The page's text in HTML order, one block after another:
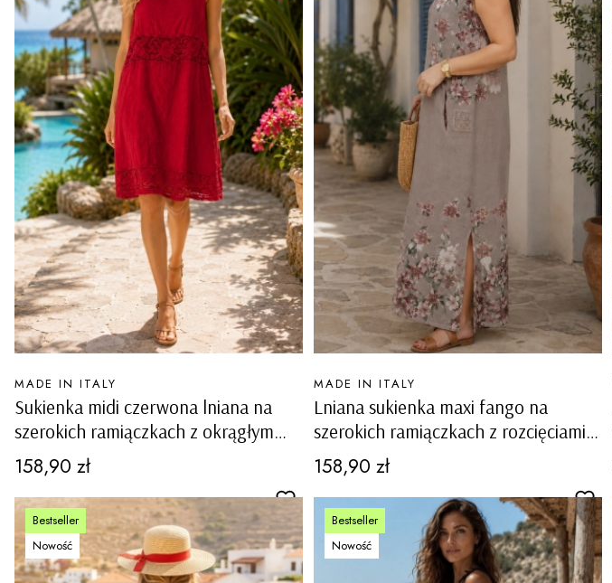
Sukienka midi czerwona lniana na
szerokich ramiączkach z okrągłym
dekoltem i ażurowymi wstawkami
Carovigno
PRODUCENT
MADE IN ITALY
Cena
158,90 zł
Lniana sukienka maxi fango na
szerokich ramiączkach z rozcięciami
po bokach i kieszeniami Altolia
PRODUCENT
MADE IN ITALY
Cena
158,90 zł
Bestseller
Nowość
Bestseller
Nowość